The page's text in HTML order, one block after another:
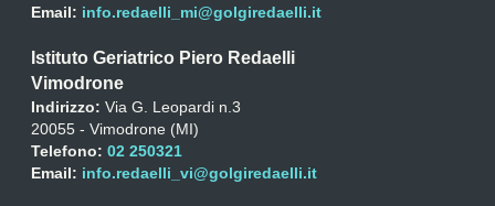
Email: info.redaelli_mi@golgiredaelli.it
Istituto Geriatrico Piero Redaelli
Vimodrone
Indirizzo: Via G. Leopardi n.3
20055 - Vimodrone (MI)
Telefono: 02 250321
Email: info.redaelli_vi@golgiredaelli.it